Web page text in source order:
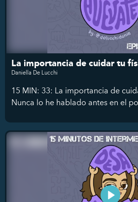
La importancia de cuidar tu
Daniella De Lucchi
15 MIN: 33: La importancia de
Nunca lo he hablado antes en el